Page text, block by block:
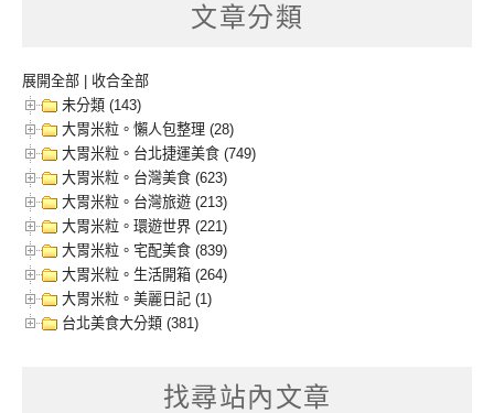
文章分類
展開全部 | 收合全部
未分類 (143)
大胃米粒。懶人包整理 (28)
大胃米粒。台北捷運美食 (749)
大胃米粒。台灣美食 (623)
大胃米粒。台灣旅遊 (213)
大胃米粒。環遊世界 (221)
大胃米粒。宅配美食 (839)
大胃米粒。生活開箱 (264)
大胃米粒。美麗日記 (1)
台北美食大分類 (381)
找尋站內文章